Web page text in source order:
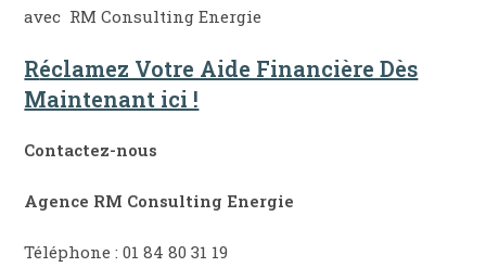
avec RM Consulting Energie
Réclamez Votre Aide Financière Dès
Maintenant ici !
Contactez-nous
Agence RM Consulting Energie
Téléphone : 01 84 80 31 19